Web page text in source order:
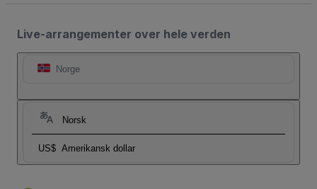
Live-arrangementer over hele verden
Norge
Norsk
US$ Amerikansk dollar